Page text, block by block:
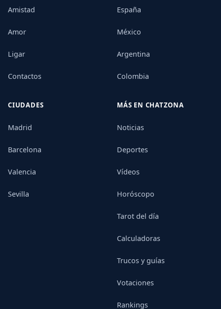
Amistad
Amor
Ligar
Contactos
España
México
Argentina
Colombia
CIUDADES
Madrid
Barcelona
Valencia
Sevilla
MÁS EN CHATZONA
Noticias
Deportes
Vídeos
Horóscopo
Tarot del día
Calculadoras
Trucos y guías
Votaciones
Rankings